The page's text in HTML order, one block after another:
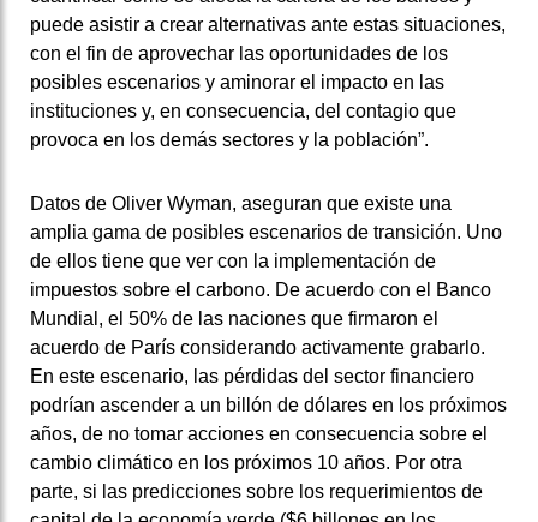
puede asistir a crear alternativas ante estas situaciones,
con el fin de aprovechar las oportunidades de los
posibles escenarios y aminorar el impacto en las
instituciones y, en consecuencia, del contagio que
provoca en los demás sectores y la población”.
Datos de Oliver Wyman, aseguran que existe una
amplia gama de posibles escenarios de transición. Uno
de ellos tiene que ver con la implementación de
impuestos sobre el carbono. De acuerdo con el Banco
Mundial, el 50% de las naciones que firmaron el
acuerdo de París considerando activamente grabarlo.
En este escenario, las pérdidas del sector financiero
podrían ascender a un billón de dólares en los próximos
años, de no tomar acciones en consecuencia sobre el
cambio climático en los próximos 10 años. Por otra
parte, si las predicciones sobre los requerimientos de